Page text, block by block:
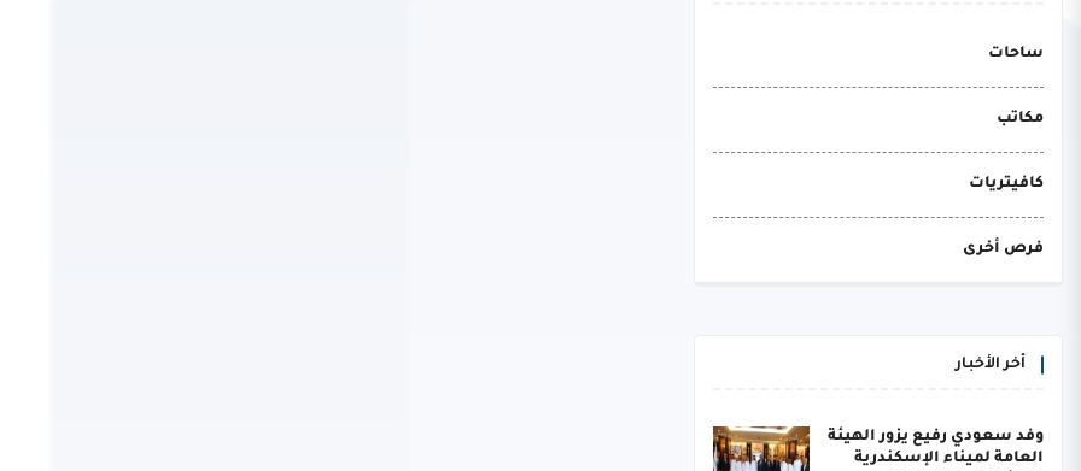
ساحات
مكاتب
كافيتريات
فرص أخرى
أخر الأخبار
وفد سعودي رفيع يزور الهيئة
العامة لميناء الإسكندرية